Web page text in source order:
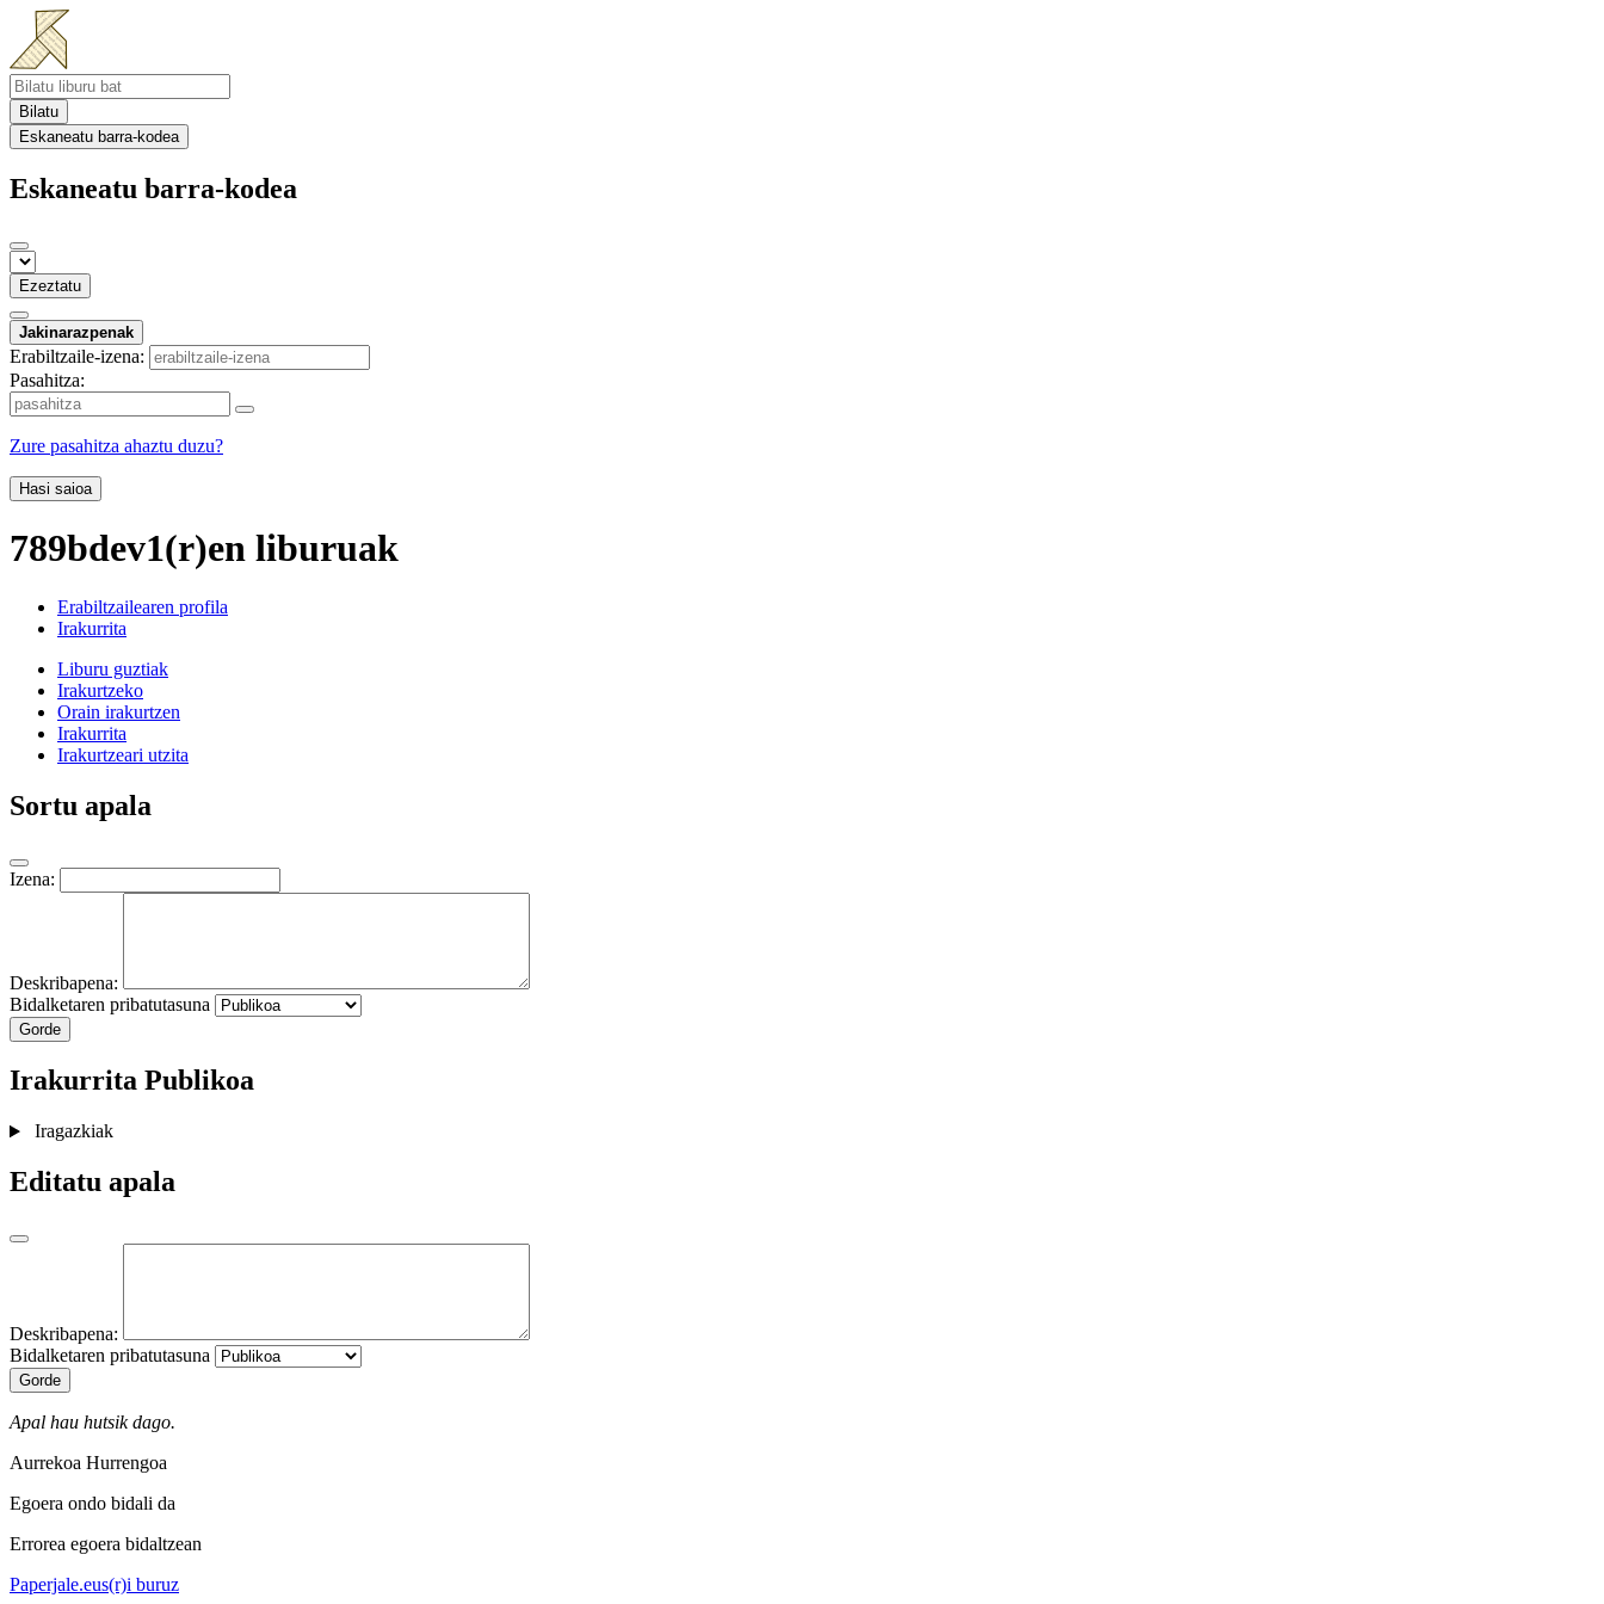
Bilatu
Eskaneatu barra-kodea
Eskaneatu barra-kodea
Ezeztatu
Jakinarazpenak
Erabiltzaile-izena:
Pasahitza:
Zure pasahitza ahaztu duzu?
Hasi saioa
789bdev1(r)en liburuak
Erabiltzailearen profila
Irakurrita
Liburu guztiak
Irakurtzeko
Orain irakurtzen
Irakurrita
Irakurtzeari utzita
Sortu apala
Izena:
Deskribapena:
Bidalketaren pribatutasuna
Gorde
Irakurrita Publikoa
Iragazkiak
Editatu apala
Deskribapena:
Bidalketaren pribatutasuna
Gorde
Apal hau hutsik dago.
Aurrekoa Hurrengoa
Egoera ondo bidali da
Errorea egoera bidaltzean
Paperjale.eus(r)i buruz